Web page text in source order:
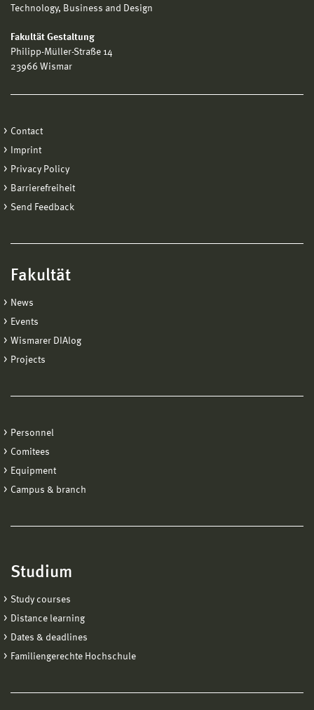
Technology, Business and Design
Fakultät Gestaltung
Philipp-Müller-Straße 14
23966 Wismar
Contact
Imprint
Privacy Policy
Barrierefreiheit
Send Feedback
Fakultät
News
Events
Wismarer DIAlog
Projects
Personnel
Comitees
Equipment
Campus & branch
Studium
Study courses
Distance learning
Dates & deadlines
Familiengerechte Hochschule